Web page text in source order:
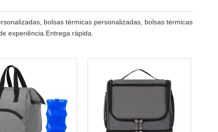
bolsas térmicas personalizadas, bolsas térmicas
experiência.Entrega rápida.